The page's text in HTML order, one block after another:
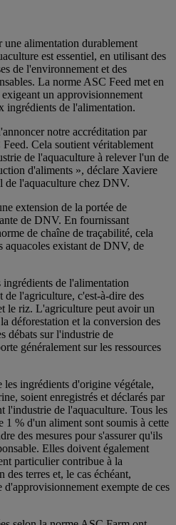
alimentation durablement
est essentiel, en utilisant des
de l'environnement et des
La norme ASC Feed met en
un approvisionnement
ingrédients de l'alimentation.
notre accréditation par
Cela soutient véritablement
de l'aquaculture à relever l'un de
d'aliments », déclare Xaviere
de l'aquaculture chez DNV.
extension de la portée de
de DNV. En fournissant
de chaîne de traçabilité, cela
aquacoles existant de DNV, de
de l'alimentation
l'agriculture, c'est-à-dire des
le riz. L'agriculture peut avoir un
déforestation et la conversion des
débats sur l'industrie de
généralement sur les ressources
ingrédients d'origine végétale,
soient enregistrés et déclarés par
l'industrie de l'aquaculture. Tous les
1 % d'un aliment sont soumis à cette
des mesures pour s'assurer qu'ils
Elles doivent également
particulier contribue à la
terres et, le cas échéant,
d'approvisionnement exempte de ces